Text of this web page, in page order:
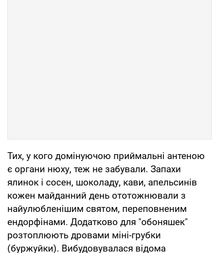
Тих, у кого домінуючою приймальні антеною
є органи нюху, теж не забували. Запахи
ялинок і сосен, шоколаду, кави, апельсинів
кожен майданний день ототожнювали з
найулюбленішим святом, переповненим
ендорфінами. Додатково для "обоняшек"
розтоплюють дровами міні-грубки
(буржуйки). Вибудовувалася відома